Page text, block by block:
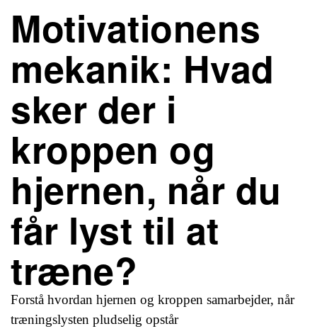
Motivationens
mekanik: Hvad
sker der i
kroppen og
hjernen, når du
får lyst til at
træne?
Forstå hvordan hjernen og kroppen samarbejder, når
træningslysten pludselig opstår